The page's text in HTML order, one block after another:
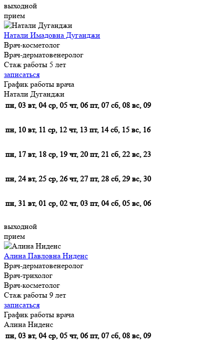
выходной
прием
Натали Имадовна Дуганджи
Врач-косметолог
Врач-дерматовенеролог
Стаж работы 5 лет
записаться
График работы врача
Натали Дуганджи
пн, 03 вт, 04 ср, 05 чт, 06 пт, 07 сб, 08 вс, 09
пн, 10 вт, 11 ср, 12 чт, 13 пт, 14 сб, 15 вс, 16
пн, 17 вт, 18 ср, 19 чт, 20 пт, 21 сб, 22 вс, 23
пн, 24 вт, 25 ср, 26 чт, 27 пт, 28 сб, 29 вс, 30
пн, 31 вт, 01 ср, 02 чт, 03 пт, 04 сб, 05 вс, 06
выходной
прием
Алина Павловна Ниденс
Врач-дерматовенеролог
Врач-трихолог
Врач-косметолог
Стаж работы 9 лет
записаться
График работы врача
Алина Ниденс
пн, 03 вт, 04 ср, 05 чт, 06 пт, 07 сб, 08 вс, 09